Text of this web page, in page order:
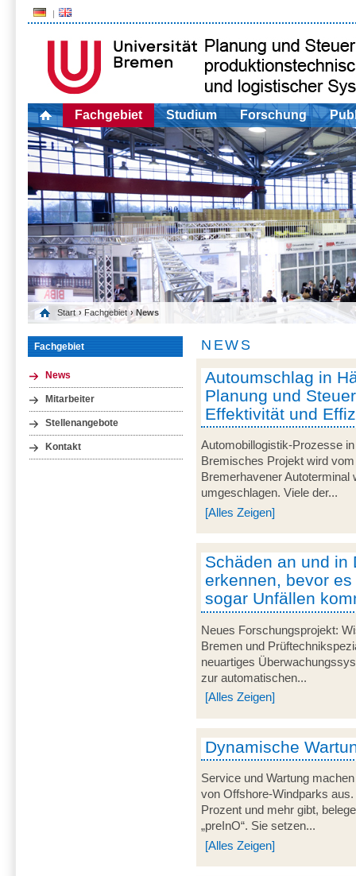
Fachgebiet Studium Forschung
Start › Fachgebiet › News
Fachgebiet
News
Mitarbeiter
Stellenangebote
Kontakt
NEWS
Autoumschlag in
Planung und
Effektivität und
Automobillogistik-Prozesse
Bremisches Projekt wird
Bremerhavener Autoterminal
umgeschlagen. Viele der...
[Alles Zeigen]
Schäden an und in
erkennen, bevor
sogar Unfällen
Neues Forschungsprojekt:
Bremen und
neuartiges
zur automatischen...
[Alles Zeigen]
Dynamische
Service und Wartung
von Offshore-Windparks
Prozent und mehr gibt,
„preInO“. Sie setzen...
[Alles Zeigen]